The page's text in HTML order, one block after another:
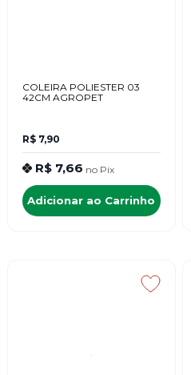
COLEIRA POLIESTER 03
42CM AGROPET
R$ 7,90
R$ 7,66 no Pix
Adicionar ao Carrinho